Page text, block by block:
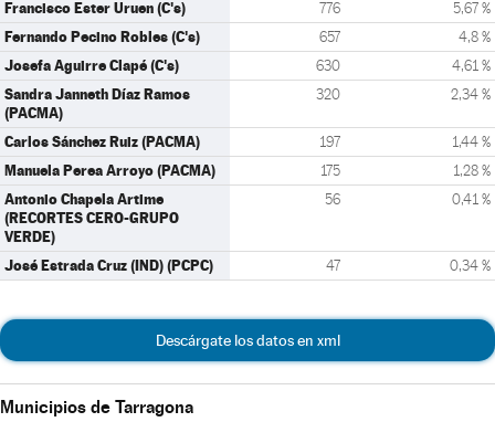
Francisco Ester Uruen (C's) 776 5,67 %
Fernando Pecino Robles (C's) 657 4,8 %
Josefa Aguirre Clapé (C's) 630 4,61 %
Sandra Janneth Díaz Ramos
(PACMA)
320 2,34 %
Carlos Sánchez Ruiz (PACMA) 197 1,44 %
Manuela Perea Arroyo (PACMA) 175 1,28 %
Antonio Chapela Artime
(RECORTES CERO-GRUPO
VERDE)
56 0,41 %
José Estrada Cruz (IND) (PCPC) 47 0,34 %
Descárgate los datos en xml
Municipios de Tarragona